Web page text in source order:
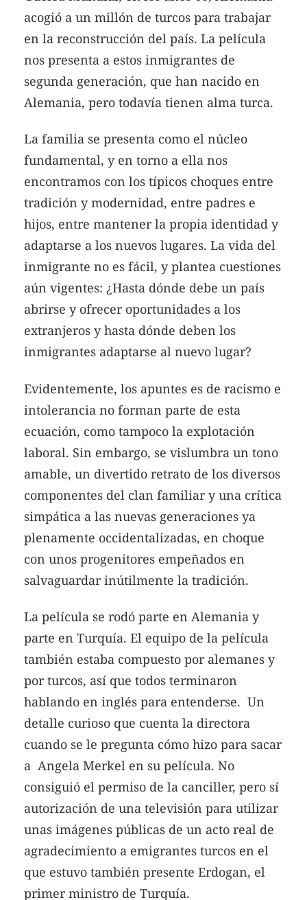
acogió a un millón de turcos para trabajar
en la reconstrucción del país. La película
nos presenta a estos inmigrantes de
segunda generación, que han nacido en
Alemania, pero todavía tienen alma turca.
La familia se presenta como el núcleo
fundamental, y en torno a ella nos
encontramos con los típicos choques entre
tradición y modernidad, entre padres e
hijos, entre mantener la propia identidad y
adaptarse a los nuevos lugares. La vida del
inmigrante no es fácil, y plantea cuestiones
aún vigentes: ¿Hasta dónde debe un país
abrirse y ofrecer oportunidades a los
extranjeros y hasta dónde deben los
inmigrantes adaptarse al nuevo lugar?
Evidentemente, los apuntes es de racismo e
intolerancia no forman parte de esta
ecuación, como tampoco la explotación
laboral. Sin embargo, se vislumbra un tono
amable, un divertido retrato de los diversos
componentes del clan familiar y una crítica
simpática a las nuevas generaciones ya
plenamente occidentalizadas, en choque
con unos progenitores empeñados en
salvaguardar inútilmente la tradición.
La película se rodó parte en Alemania y
parte en Turquía. El equipo de la película
también estaba compuesto por alemanes y
por turcos, así que todos terminaron
hablando en inglés para entenderse. Un
detalle curioso que cuenta la directora
cuando se le pregunta cómo hizo para sacar
a Angela Merkel en su película. No
consiguió el permiso de la canciller, pero sí
autorización de una televisión para utilizar
unas imágenes públicas de un acto real de
agradecimiento a emigrantes turcos en el
que estuvo también presente Erdogan, el
primer ministro de Turquía.